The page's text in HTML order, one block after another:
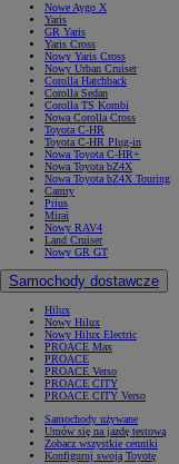
Nowe Aygo X
Yaris
GR Yaris
Yaris Cross
Nowy Yaris Cross
Nowy Urban Cruiser
Corolla Hatchback
Corolla Sedan
Corolla TS Kombi
Nowa Corolla Cross
Toyota C-HR
Toyota C-HR Plug-in
Nowa Toyota C-HR+
Nowa Toyota bZ4X
Nowa Toyota bZ4X Touring
Camry
Prius
Mirai
Nowy RAV4
Land Cruiser
Nowy GR GT
Samochody dostawcze
Hilux
Nowy Hilux
Nowy Hilux Electric
PROACE Max
PROACE
PROACE Verso
PROACE CITY
PROACE CITY Verso
Samochody używane
Umów się na jazdę testową
Zobacz wszystkie cenniki
Konfiguruj swoją Toyotę